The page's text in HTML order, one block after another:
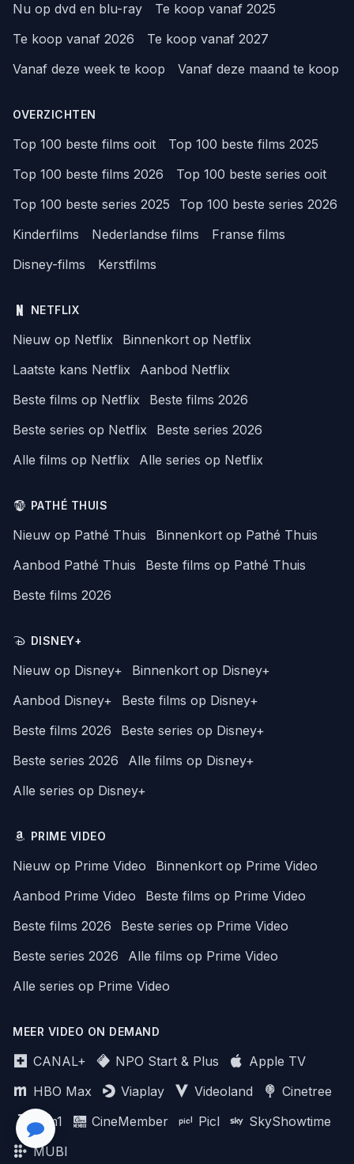
Nu op dvd en blu-ray
Te koop vanaf 2025
Te koop vanaf 2026
Te koop vanaf 2027
Vanaf deze week te koop
Vanaf deze maand te koop
OVERZICHTEN
Top 100 beste films ooit
Top 100 beste films 2025
Top 100 beste films 2026
Top 100 beste series ooit
Top 100 beste series 2025
Top 100 beste series 2026
Kinderfilms
Nederlandse films
Franse films
Disney-films
Kerstfilms
NETFLIX
Nieuw op Netflix
Binnenkort op Netflix
Laatste kans Netflix
Aanbod Netflix
Beste films op Netflix
Beste films 2026
Beste series op Netflix
Beste series 2026
Alle films op Netflix
Alle series op Netflix
PATHÉ THUIS
Nieuw op Pathé Thuis
Binnenkort op Pathé Thuis
Aanbod Pathé Thuis
Beste films op Pathé Thuis
Beste films 2026
DISNEY+
Nieuw op Disney+
Binnenkort op Disney+
Aanbod Disney+
Beste films op Disney+
Beste films 2026
Beste series op Disney+
Beste series 2026
Alle films op Disney+
Alle series op Disney+
PRIME VIDEO
Nieuw op Prime Video
Binnenkort op Prime Video
Aanbod Prime Video
Beste films op Prime Video
Beste films 2026
Beste series op Prime Video
Beste series 2026
Alle films op Prime Video
Alle series op Prime Video
MEER VIDEO ON DEMAND
CANAL+ NPO Start & Plus
Apple TV
HBO Max
Viaplay Videoland
Cinetree
Film1
CineMember Picl
SkyShowtime
MUBI